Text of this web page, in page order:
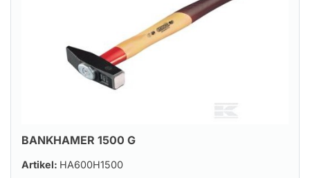
BANKHAMER 1500 G
Artikel: HA600H1500